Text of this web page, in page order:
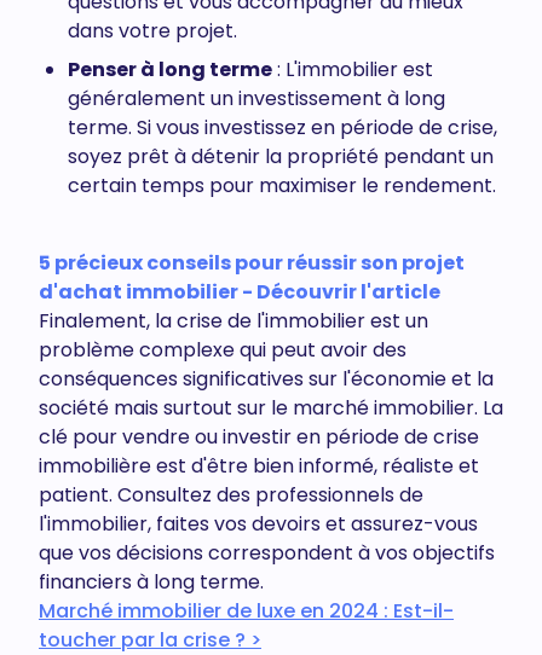
dans votre projet.
Penser à long terme: L'immobilier est
généralement un investissement à long
terme. Si vous investissez en période de crise,
soyez prêt à détenir la propriété pendant un
certain temps pour maximiser le rendement.
5 précieux conseils pour réussir son projet
d'achat immobilier - Découvrir l'article
Finalement, la crise de l'immobilier est un
problème complexe qui peut avoir des
conséquences significatives sur l'économie et la
société mais surtout sur le marché immobilier. La
clé pour vendre ou investir en période de crise
immobilière est d'être bien informé, réaliste et
patient. Consultez des professionnels de
l'immobilier, faites vos devoirs et assurez-vous
que vos décisions correspondent à vos objectifs
financiers à long terme.
Marché immobilier de luxe en 2024 : Est-il-
toucher par la crise ? >